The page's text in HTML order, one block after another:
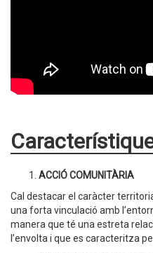
ACCIÓ COMUNITÀRIA
Cal destacar el caràcter
una forta vinculació amb
manera que té una estreta
l’envolta i que es caracteritza